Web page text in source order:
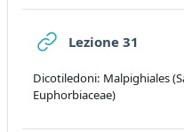
Lezione 31
Dicotiledoni: Malpighiales
Euphorbiaceae)